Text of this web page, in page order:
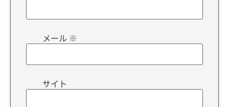
メール ※
サイト